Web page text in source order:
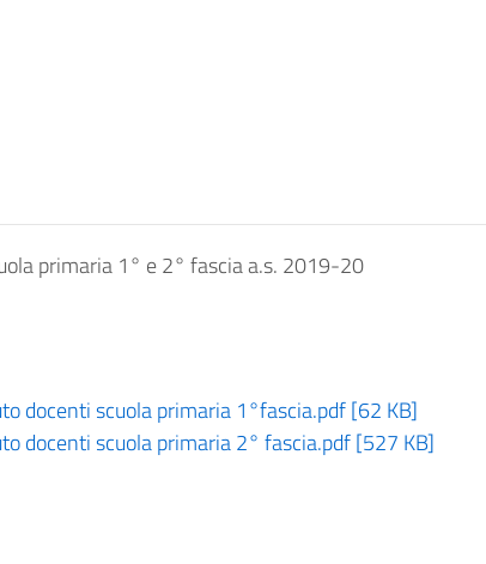
primaria 1° e 2° fascia a.s. 2019-20
docenti scuola primaria 1°fascia.pdf [62 KB]
docenti scuola primaria 2° fascia.pdf [527 KB]